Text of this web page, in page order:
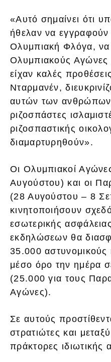
«Αυτό σημαίνει ότι
ήθελαν να εγγραφούν
Ολυμπιακή Φλόγα, να
Ολυμπιακούς
είχαν καλές
Νταρμανέν,
αυτών των ανθρώπων
ριζοσπάστες
ριζοσπαστικής
διαμαρτυρηθούν».
Οι Ολυμπιακοί
Αυγούστου) και οι
(28 Αυγούστου – 8
κινητοποιήσουν
εσωτερικής
εκδηλώσεων θα
35.000
μέσο όρο την ημέρα
(25.000 για τους
Αγώνες).
Σε αυτούς
στρατιώτες και
πράκτορες ιδιωτικής